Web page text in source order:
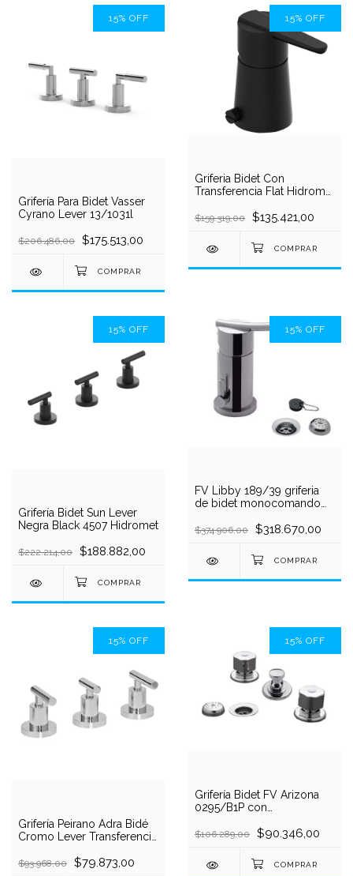
15% OFF
Grifería Para Bidet Vasser
Cyrano Lever 13/1031l
$206.486,00 $175.513,00
15% OFF
Griferia Bidet Con
Transferencia Flat Hidromet
$159.319,00 $135.421,00
15% OFF
Grifería Bidet Sun Lever
Negra Black 4507 Hidromet
$222.214,00 $188.882,00
15% OFF
FV Libby 189/39 griferia
de bidet monocomando
$374.906,00 $318.670,00
15% OFF
Grifería Peirano Adra Bidé
Cromo Lever Transferencia
$93.968,00 $79.873,00
15% OFF
Grifería Bidet FV Arizona
0295/B1P con
Tradicional Cromado
$106.289,00 $90.346,00